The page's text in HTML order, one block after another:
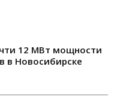
12 МВт мощности
в Новосибирске